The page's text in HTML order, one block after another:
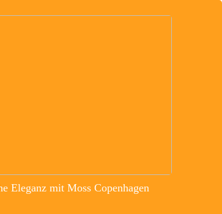
Eleganz mit Moss Copenhagen